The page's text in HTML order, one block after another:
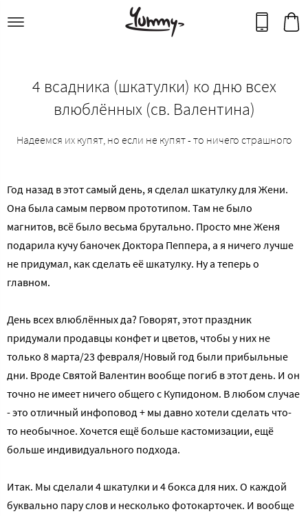
4 всадника (шкатулки) ко дню всех
влюблённых (св. Валентина)
Надеемся их купят, но если не купят - то ничего страшного
Год назад в этот самый день, я сделал шкатулку для Жени.
Она была самым первом прототипом. Там не было
магнитов, всё было весьма брутально. Просто мне Женя
подарила кучу баночек Доктора Пеппера, а я ничего лучше
не придумал, как сделать её шкатулку. Ну а теперь о
главном.
День всех влюблённых да? Говорят, этот праздник
придумали продавцы конфет и цветов, чтобы у них не
только 8 марта/23 февраля/Новый год были прибыльные
дни. Вроде Святой Валентин вообще погиб в этот день. И он
точно не имеет ничего общего с Купидоном. В любом случае
- это отличный инфоповод + мы давно хотели сделать что-
то необычное. Хочется ещё больше кастомизации, ещё
больше индивидуального подхода.
Итак. Мы сделали 4 шкатулки и 4 бокса для них. О каждой
буквально пару слов и несколько фотокарточек. И вообще